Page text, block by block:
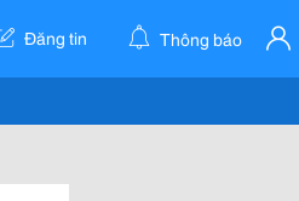
Đăng tin Thông báo